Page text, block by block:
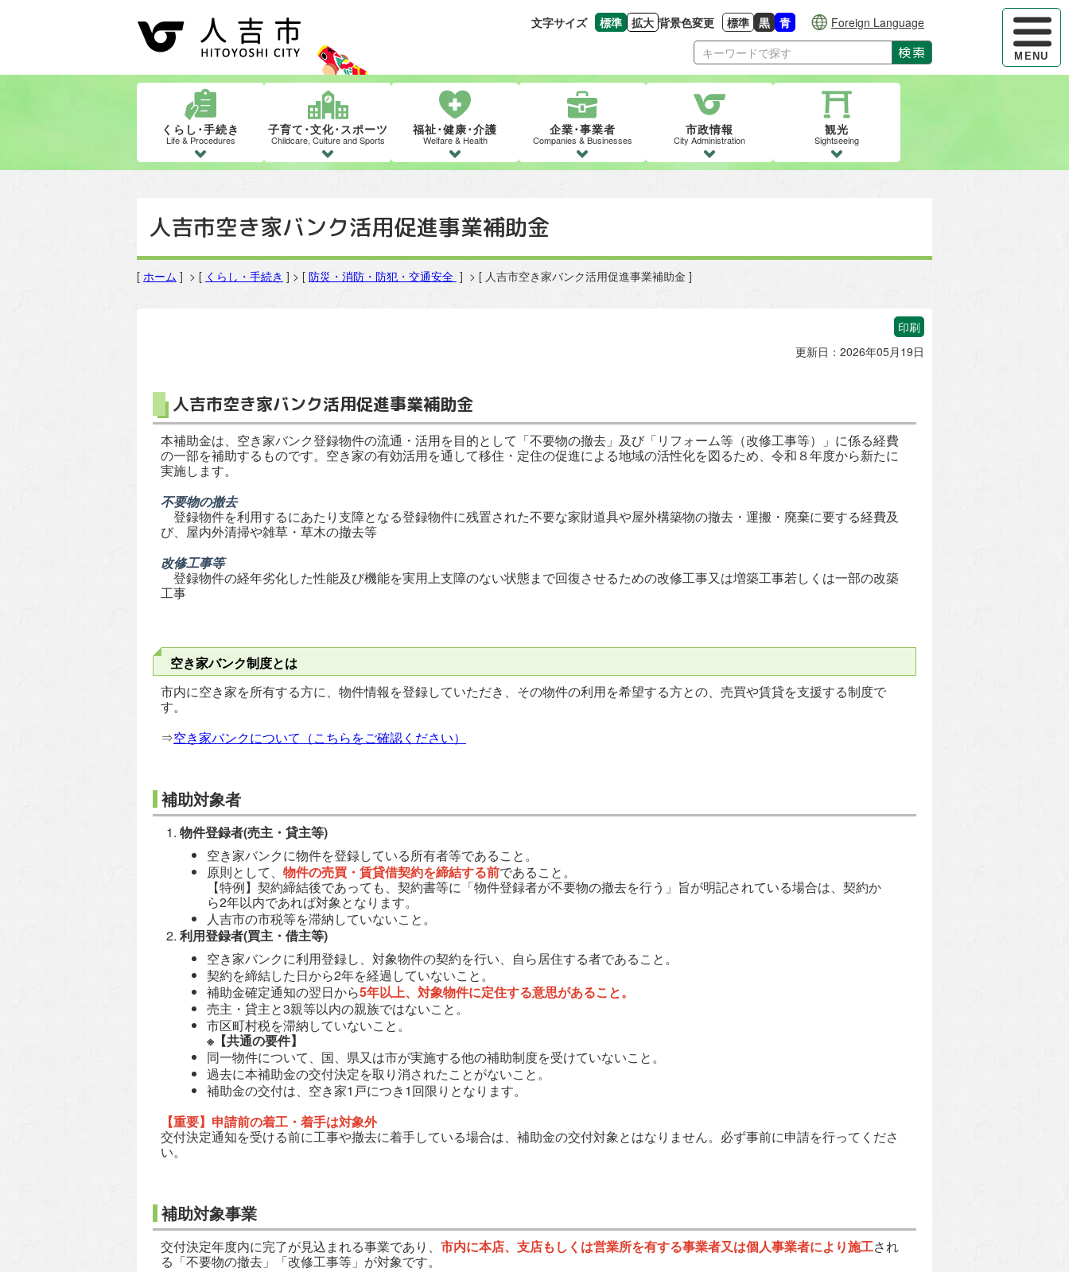
ハンバー
MENU
文字サイズ 標準
文字の大きさをもとの大きさに戻す
拡大
文字を大きくする
背景色変更 標準
背景色の変更：白
黒
背景色の変更：黒
青
背景色の変更：青
Foreign Language
検索
くらし･手続き
Life & Procedures
子育て･文化･スポーツ
Childcare, Culture and Sports
福祉･健康･介護
Welfare & Health
企業･事業者
Companies & Businesses
市政情報
City Administration
観光
Sightseeing
人吉市空き家バンク活用促進事業補助金
[ ホーム ] > [ くらし・手続き ] > [ 防災・消防・防犯・交通安全 ] > [ 人吉市空き家バンク活用促進事業補助金 ]
印刷
更新日：2026年05月19日
人吉市空き家バンク活用促進事業補助金
本補助金は、空き家バンク登録物件の流通・活用を目的として「不要物の撤去」及び「リフォーム等（改修工事等）」に係る経費
の一部を補助するものです。空き家の有効活用を通して移住・定住の促進による地域の活性化を図るため、令和８年度から新たに
実施します。
不要物の撤去
登録物件を利用するにあたり支障となる登録物件に残置された不要な家財道具や屋外構築物の撤去・運搬・廃棄に要する経費及
び、屋内外清掃や雑草・草木の撤去等
改修工事等
登録物件の経年劣化した性能及び機能を実用上支障のない状態まで回復させるための改修工事又は増築工事若しくは一部の改築
工事
空き家バンク制度とは
市内に空き家を所有する方に、物件情報を登録していただき、その物件の利用を希望する方との、売買や賃貸を支援する制度で
す。
⇒空き家バンクについて（こちらをご確認ください）
補助対象者
物件登録者(売主・貸主等)
空き家バンクに物件を登録している所有者等であること。
原則として、 物件の売買・賃貸借契約を締結する前であること。
【特例】契約締結後であっても、契約書等に「物件登録者が不要物の撤去を行う」旨が明記されている場合は、契約か
ら2年以内であれば対象となります。
人吉市の市税等を滞納していないこと。
利用登録者(買主・借主等)
空き家バンクに利用登録し、対象物件の契約を行い、自ら居住する者であること。
契約を締結した日から2年を経過していないこと。
補助金確定通知の翌日から5年以上、対象物件に定住する意思があること。
売主・貸主と3親等以内の親族ではないこと。
市区町村税を滞納していないこと。
※【共通の要件】
同一物件について、国、県又は市が実施する他の補助制度を受けていないこと。
過去に本補助金の交付決定を取り消されたことがないこと。
補助金の交付は、空き家1戸につき1回限りとなります。
【重要】申請前の着工・着手は対象外
交付決定通知を受ける前に工事や撤去に着手している場合は、補助金の交付対象とはなりません。必ず事前に申請を行ってくださ
い。
補助対象事業
交付決定年度内に完了が見込まれる事業であり、 市内に本店、支店もしくは営業所を有する事業者又は個人事業者により施工され
る「不要物の撤去」「改修工事等」が対象です。